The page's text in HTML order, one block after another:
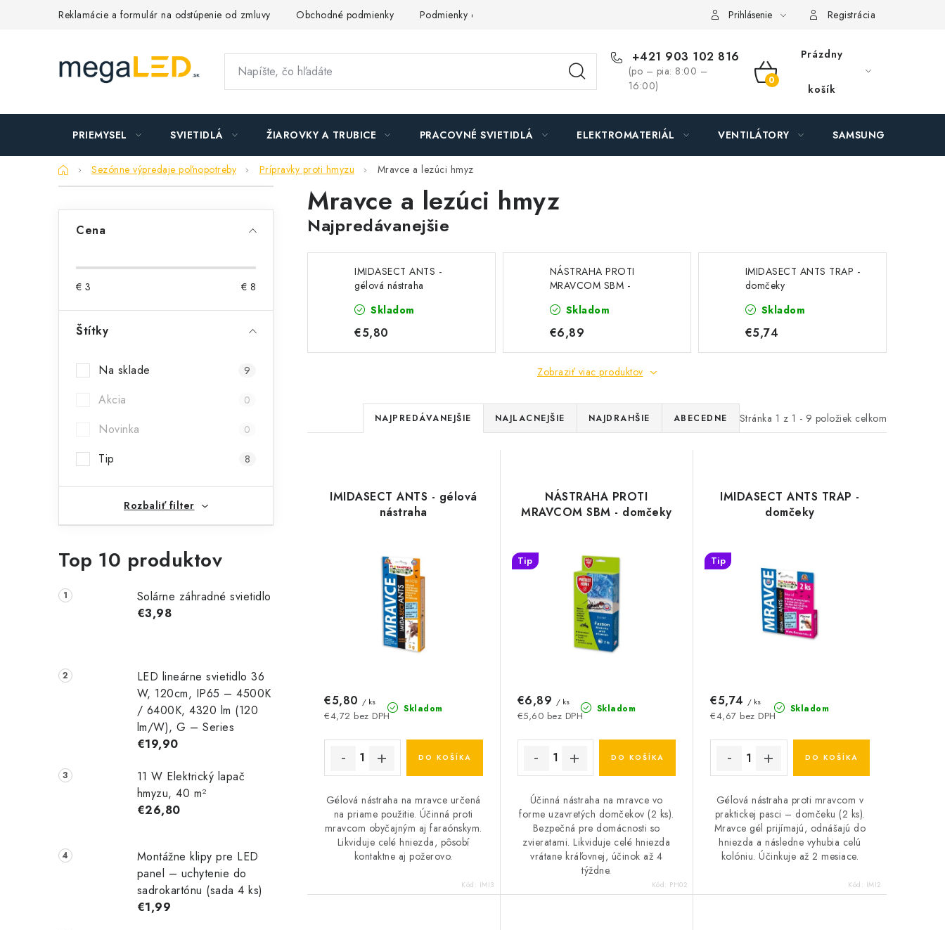
Reklamácie a formulár na odstúpenie od zmluvy Obchodné podmienky Podmienky ochrany osobných údajov O nás - MEGALED & JANTON Zákamenné Zľavy pre profíkov
Prihlásenie Registrácia
+421 903 102 816
(po – pia: 8:00 –
16:00)
NÁKUPNÝ
KOŠÍK
Prázdny
košík
PRIEMYSEL SVIETIDLÁ ŽIAROVKY A TRUBICE PRACOVNÉ SVIETIDLÁ ELEKTROMATERIÁL VENTILÁTORY SAMSUNG SVIETIDLÁ
DomovSezónne výpredaje poľnopotreby Prípravky proti hmyzu Mravce a lezúci hmyz
B
ý
Cena
€ 3 € 8
Štítky
Na sklade 9
Akcia 0
Novinka 0
Tip 8
Rozbaliť filter
Top 10 produktov
Solárne záhradné svietidlo
€3,98
LED lineárne svietidlo 36
W, 120cm, IP65 – 4500K
/ 6400K, 4320 lm (120
lm/W), G – Series
€19,90
11 W Elektrický lapač
hmyzu, 40 m²
€26,80
Montážne klipy pre LED
panel – uchytenie do
sadrokartónu (sada 4 ks)
€1,99
Mravce a lezúci hmyz
Najpredávanejšie
IMIDASECT ANTS -
gélová nástraha
Skladom
€5,80
NÁSTRAHA PROTI
MRAVCOM SBM -
Skladom
€6,89
IMIDASECT ANTS TRAP -
domčeky
Skladom
€5,74
Zobraziť viac produktov
Stránka 1 z 1 - 9 položiek celkom
R
a
e
u
k
t
o
v
NAJPREDÁVANEJŠIE NAJLACNEJŠIE NAJDRAHŠIE ABECEDNE
IMIDASECT ANTS - gélová
nástraha
Skladom
€4,72 bez DPH
€5,80 / ks
DO KOŠÍKA
Gélová nástraha na mravce určená
na priame použitie. Účinná proti
mravcom obyčajným aj faraónskym.
Likviduje celé hniezda, pôsobí
kontaktne aj požerovo.
Kód: IMI3
NÁSTRAHA PROTI
MRAVCOM SBM - domčeky
Tip
Skladom
€5,60 bez DPH
€6,89 / ks
DO KOŠÍKA
Účinná nástraha na mravce vo
forme uzavretých domčekov (2 ks).
Bezpečná pre domácnosti so
zvieratami. Likviduje celé hniezda
vrátane kráľovnej, účinok až 4
týždne.
Kód: PH02
IMIDASECT ANTS TRAP -
domčeky
Tip
Skladom
€4,67 bez DPH
€5,74 / ks
DO KOŠÍKA
Gélová nástraha proti mravcom v
praktickej pasci – domčeku (2 ks).
Mravce gél prijímajú, odnášajú do
hniezda a následne vyhubia celú
kolóniu. Účinkuje až 2 mesiace.
Kód: IMI2